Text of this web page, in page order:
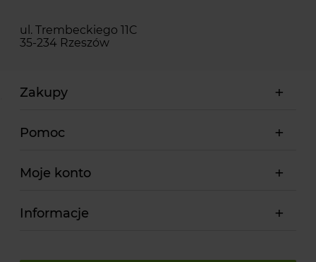
ul. Trembeckiego 11C
35-234 Rzeszów
Zakupy
Pomoc
Moje konto
Informacje